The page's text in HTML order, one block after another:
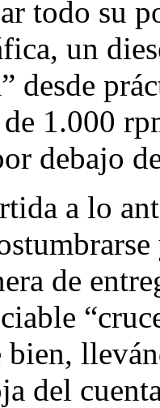
todo su
un
desde
1.000
debajo
a lo
de
bien,
del